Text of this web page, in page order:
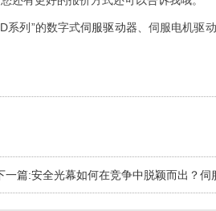
系列”的数字式伺服驱动器 、伺服电机驱
一篇:安全光幕如何在竞争中脱颖而出？伺